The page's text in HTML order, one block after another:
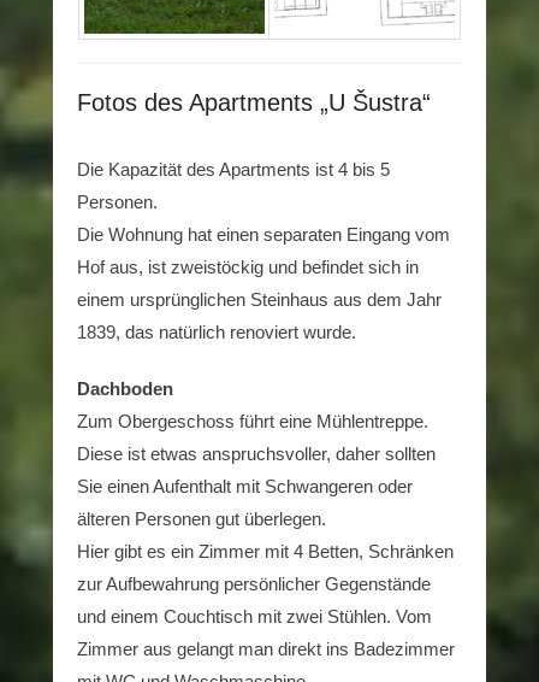
Fotos des Apartments „U Šustra“
Die Kapazität des Apartments ist 4 bis 5
Personen.
Die Wohnung hat einen separaten Eingang vom
Hof aus, ist zweistöckig und befindet sich in
einem ursprünglichen Steinhaus aus dem Jahr
1839, das natürlich renoviert wurde.
Dachboden
Zum Obergeschoss führt eine Mühlentreppe.
Diese ist etwas anspruchsvoller, daher sollten
Sie einen Aufenthalt mit Schwangeren oder
älteren Personen gut überlegen.
Hier gibt es ein Zimmer mit 4 Betten, Schränken
zur Aufbewahrung persönlicher Gegenstände
und einem Couchtisch mit zwei Stühlen. Vom
Zimmer aus gelangt man direkt ins Badezimmer